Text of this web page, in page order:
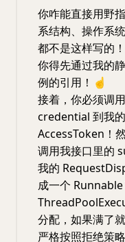
你咋能直接用野
系结构、操作系
都不是这样写的！
你得先通过我的
例的引用！ ☝️
接着，你必须调
credential 到我
AccessToken！
调用我接口里的
我的
成一个
分配，如果满了
严格按照拒绝策略